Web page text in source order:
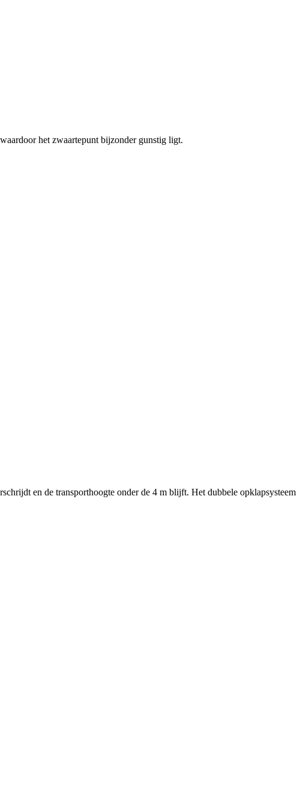
het zwaartepunt bijzonder gunstig ligt.
en de transporthoogte onder de 4 m blijft. Het dubbele opklapsysteem